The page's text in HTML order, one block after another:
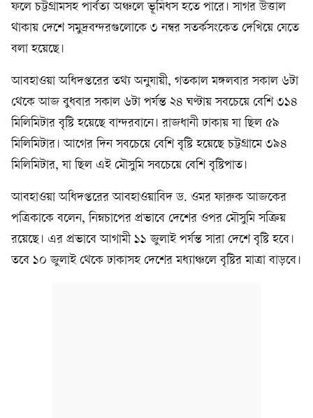
ফলে চট্টগ্রামসহ পার্বত্য অঞ্চলে ভূমিধস হতে পারে। সাগর উত্তাল
থাকায় দেশে সমুদ্রবন্দরগুলোকে ৩ নম্বর সতর্কসংকেত দেখিয়ে যেতে
বলা হয়েছে।
আবহাওয়া অধিদপ্তরের তথ্য অনুযায়ী, গতকাল মঙ্গলবার সকাল ৬টা
থেকে আজ বুধবার সকাল ৬টা পর্যন্ত ২৪ ঘণ্টায় সবচেয়ে বেশি ৩১৪
মিলিমিটার বৃষ্টি হয়েছে বান্দরবানে। রাজধানী ঢাকায় যা ছিল ৫৯
মিলিমিটার। আগের দিন সবচেয়ে বেশি বৃষ্টি হয়েছে চট্টগ্রামে ৩৯৪
মিলিমিটার, যা ছিল এই মৌসুমি সবচেয়ে বেশি বৃষ্টিপাত।
আবহাওয়া অধিদপ্তরের আবহাওয়াবিদ ড. ওমর ফারুক আজকের
পত্রিকাকে বলেন, নিম্নচাপের প্রভাবে দেশের ওপর মৌসুমি সক্রিয়
রয়েছে। এর প্রভাবে আগামী ১১ জুলাই পর্যন্ত সারা দেশে বৃষ্টি হবে।
তবে ১০ জুলাই থেকে ঢাকাসহ দেশের মধ্যাঞ্চলে বৃষ্টির মাত্রা বাড়বে।